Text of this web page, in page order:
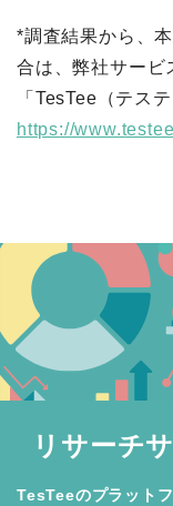
*調査結果から、
合は、弊社サービ
「TesTee（テス
https://
リサーチ
TesTeeのプラット